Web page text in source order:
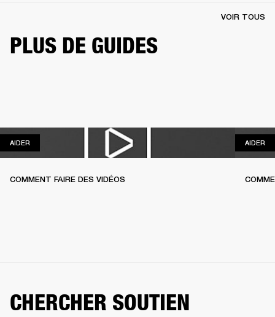
PLUS DE GUIDES
VOIR TOUS
AIDER
COMMENT FAIRE DES VIDÉOS
AIDER
CHERCHER SOUTIEN